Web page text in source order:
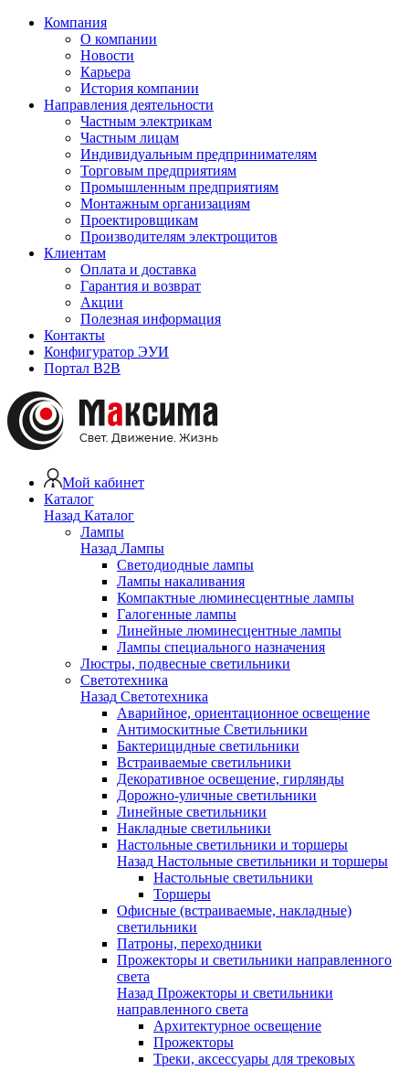
Компания
О компании
Новости
Карьера
История компании
Направления деятельности
Частным электрикам
Частным лицам
Индивидуальным предпринимателям
Торговым предприятиям
Промышленным предприятиям
Монтажным организациям
Проектировщикам
Производителям электрощитов
Клиентам
Оплата и доставка
Гарантия и возврат
Акции
Полезная информация
Контакты
Конфигуратор ЭУИ
Портал B2B
Мой кабинет
Каталог
Назад Каталог
Лампы
Назад Лампы
Светодиодные лампы
Лампы накаливания
Компактные люминесцентные лампы
Галогенные лампы
Линейные люминесцентные лампы
Лампы специального назначения
Люстры, подвесные светильники
Светотехника
Назад Светотехника
Аварийное, ориентационное освещение
Антимоскитные Светильники
Бактерицидные светильники
Встраиваемые светильники
Декоративное освещение, гирлянды
Дорожно-уличные светильники
Линейные светильники
Накладные светильники
Настольные светильники и торшеры
Назад Настольные светильники и торшеры
Настольные светильники
Торшеры
Офисные (встраиваемые, накладные)
светильники
Патроны, переходники
Прожекторы и светильники направленного
света
Назад Прожекторы и светильники
направленного света
Архитектурное освещение
Прожекторы
Треки, аксессуары для трековых